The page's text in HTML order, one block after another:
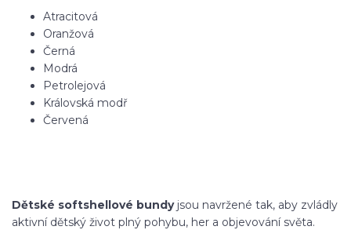
Atracitová
Oranžová
Černá
Modrá
Petrolejová
Královská modř
Červená
Dětské softshellové bundyjsou navržené tak, aby zvládly
aktivní dětský život plný pohybu, her a objevování světa.